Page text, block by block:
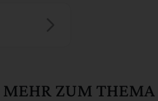
MEHR ZUM THEMA